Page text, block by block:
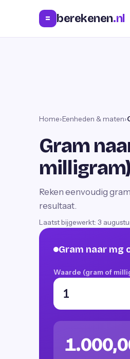
= berekenen.nl
Home›Eenheden & maten›
Gram
Reken eenvoudig
resultaat.
Laatst bijgewerkt: 3
Gram naar mg
Waarde (gram of